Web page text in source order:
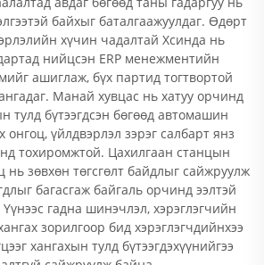
байхыг баталгаажуулдаг. Өдөрт
хүчин чадалтай Хсинда нь
нийцсэн ERP менежментийн
ашиглаж, бүх партид тогтвортой
Манай хувцас нь хатуу орчинд
тулд бүтээгдсэн бөгөөд автомашин
онгоц, үйлдвэрлэл зэрэг салбарт янз
тохиромжтой. Цахилгаан станцын
нь зөвхөн төгсгөлт байдлыг сайжруулж
багасгаж байгаль орчинд ээлтэй
Үүнээс гадна шинэчлэл, хэрэглэгчийн
зорилгоор бид хэрэглэгчдийнхээ
хангахын тулд бүтээгдэхүүнийгээ